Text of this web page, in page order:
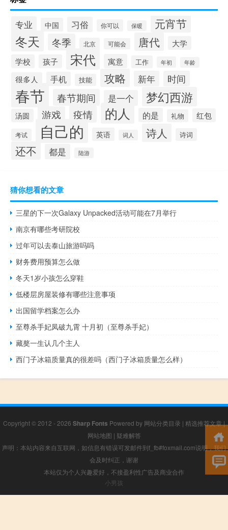
专业 中国 习俗 你可以 保暖 元宵节
冬天 冬季 北京 可能会 唐代
大学
学校
孩子 宋代 寓意 工作 年初 年龄
很多人 手机 技能 攻略 新年 时间
春节 春节期间 是一个 梦幻西游
汤圆 游戏 疫情 的人 的是 礼物 红包
考试 自己的 英语 词人 诗人 诗词
还不 都是 陆游
猜你想看的文章
三星的下一次Galaxy Unpacked活动可能在7月举行
南京有哪些考研院校
过年可以去泰山旅游吗吗
财务费用预算怎么做
冬天1岁小孩怎么穿鞋
低楼层房屋装修有哪些注意事项
出国留学档案怎么办
至尊杀手妃凤破九霄 十月初（至尊杀手妃）
藏獒一生认几个主人
西门子冰箱质量真的很差吗（西门子冰箱质量怎么样）
Copyright © 2012 - 2026 Sharp Fonts Powered by 网站分类目录 | 精选推荐文章|
网站地图 | 疑难解答
声明：本站内容来自互联网，如信息有错误可发邮件到f_fb#foxmail.com说明，我们
会及时纠正，谢谢
本站仅为个人兴趣爱好，不接盈利性广告及商业合作
小男孩